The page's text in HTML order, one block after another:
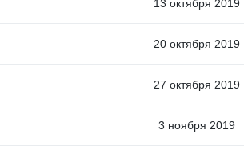
13 октября 2019
20 октября 2019
27 октября 2019
3 ноября 2019